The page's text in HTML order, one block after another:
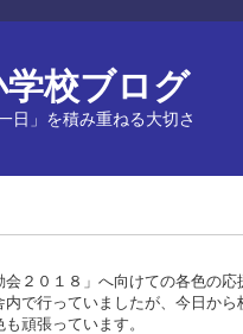
学校ブログ
」を積み重ねる大切さ
２０１８」へ向けての各色の応
で行っていましたが、今日から
頑張っています。